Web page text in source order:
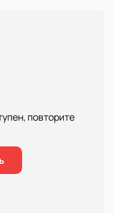
повторите